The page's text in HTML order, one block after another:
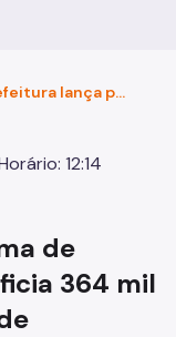
Prefeitura lança programa de regularização que beneficia 364 mil famílias em toda a cidade
12:14
de
364 mil